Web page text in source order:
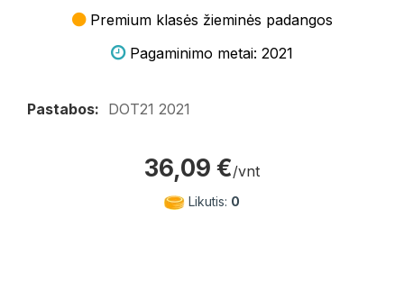
Premium klasės žieminės padangos
Pagaminimo metai: 2021
Pastabos: DOT21 2021
36,09 €/vnt
Likutis: 0